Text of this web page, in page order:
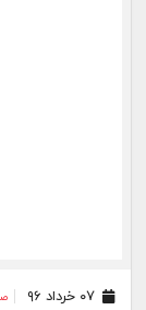
۰۷ خرداد ۹۶